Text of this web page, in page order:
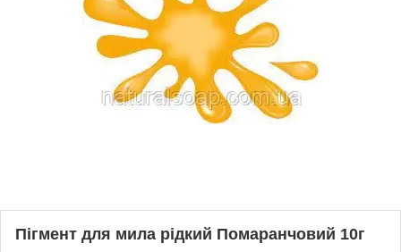
Пігмент для мила рідкий Помаранчовий 10г